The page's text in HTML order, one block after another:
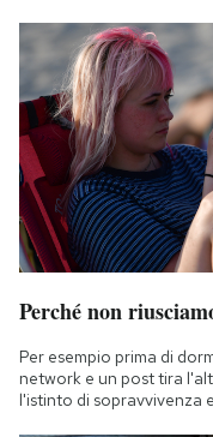
Perché non
Per esempio prima di
network e un post tira
l'istinto di sopravvivenza